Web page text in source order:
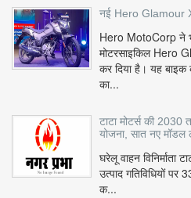
नई Hero Glamour
Hero MotoCorp ने
मोटरसाइकिल Hero
कर दिया है। यह
का...
टाटा मोटर्स की
योजना, सात नए मॉडल
घरेलू वाहन विनिर्माता
उत्पाद गतिविधियों
क...